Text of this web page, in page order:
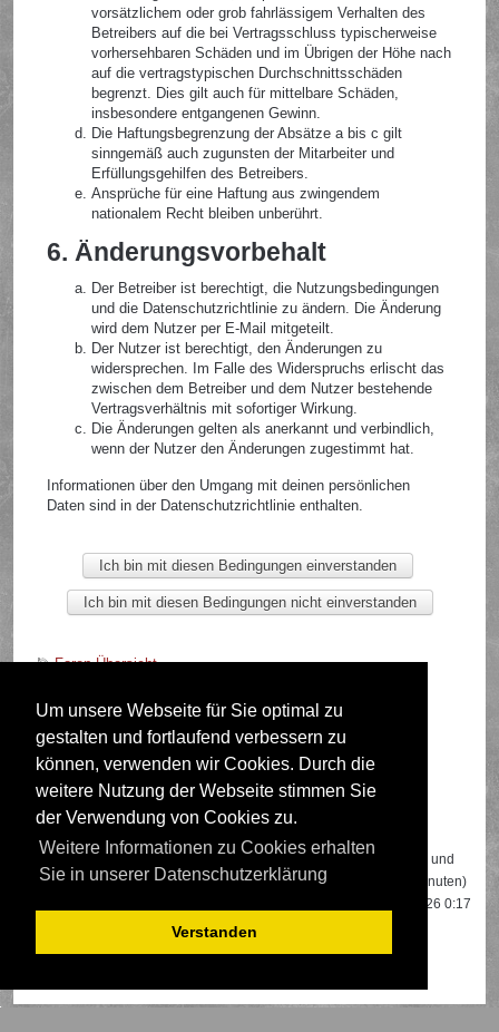
Um unsere Webseite für Sie optimal zu
gestalten und fortlaufend verbessern zu
können, verwenden wir Cookies. Durch die
weitere Nutzung der Webseite stimmen Sie
der Verwendung von Cookies zu.
Weitere Informationen zu Cookies erhalten
Sie in unserer Datenschutzerklärung
Verstanden
vorsätzlichem oder grob fahrlässigem Verhalten des
Betreibers auf die bei Vertragsschluss typischerweise
vorhersehbaren Schäden und im Übrigen der Höhe nach
auf die vertragstypischen Durchschnittsschäden
begrenzt. Dies gilt auch für mittelbare Schäden,
insbesondere entgangenen Gewinn.
Die Haftungsbegrenzung der Absätze a bis c gilt
sinngemäß auch zugunsten der Mitarbeiter und
Erfüllungsgehilfen des Betreibers.
Ansprüche für eine Haftung aus zwingendem
nationalem Recht bleiben unberührt.
6. Änderungsvorbehalt
Der Betreiber ist berechtigt, die Nutzungsbedingungen
und die Datenschutzrichtlinie zu ändern. Die Änderung
wird dem Nutzer per E-Mail mitgeteilt.
Der Nutzer ist berechtigt, den Änderungen zu
widersprechen. Im Falle des Widerspruchs erlischt das
zwischen dem Betreiber und dem Nutzer bestehende
Vertragsverhältnis mit sofortiger Wirkung.
Die Änderungen gelten als anerkannt und verbindlich,
wenn der Nutzer den Änderungen zugestimmt hat.
Informationen über den Umgang mit deinen persönlichen
Daten sind in der Datenschutzrichtlinie enthalten.
Foren-Übersicht
Deutsche Übersetzung durchphpBB.de
Wer ist online?
Insgesamt sind647Besucher online: 2 registrierte, 0 unsichtbare und
645 Gäste (basierend auf den aktiven Besuchern der letzten 5 Minuten)
Besuchern, die am 13.04.2026 0:17
gleichzeitig online waren.